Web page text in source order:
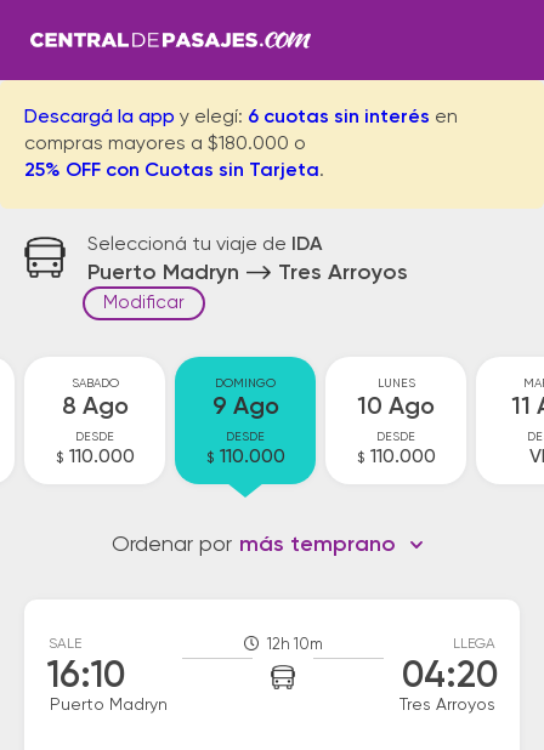
Descargá la app y elegí: 6 cuotas sin interés en
compras mayores a $180.000 o
25% OFF con Cuotas sin Tarjeta.
Seleccioná tu viaje de IDA
Puerto Madryn Tres Arroyos
Modificar
SABADO
8 Ago
DESDE
$ 110.000
DOMINGO
9 Ago
DESDE
$ 110.000
LUNES
10 Ago
DESDE
$ 110.000
11
Ordenar por más temprano
SALE
16:10
Puerto Madryn
12h 10m LLEGA
04:20
Tres Arroyos